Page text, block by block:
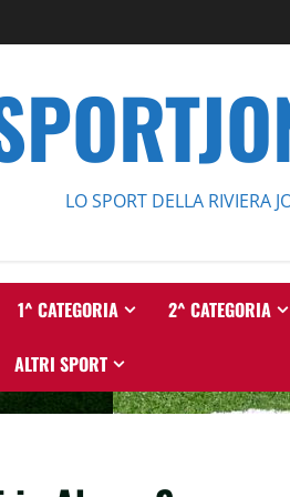
LO SPORT DELLA RIVIERA
1^ CATEGORIA 2^ CATEGORIA
ALTRI SPORT